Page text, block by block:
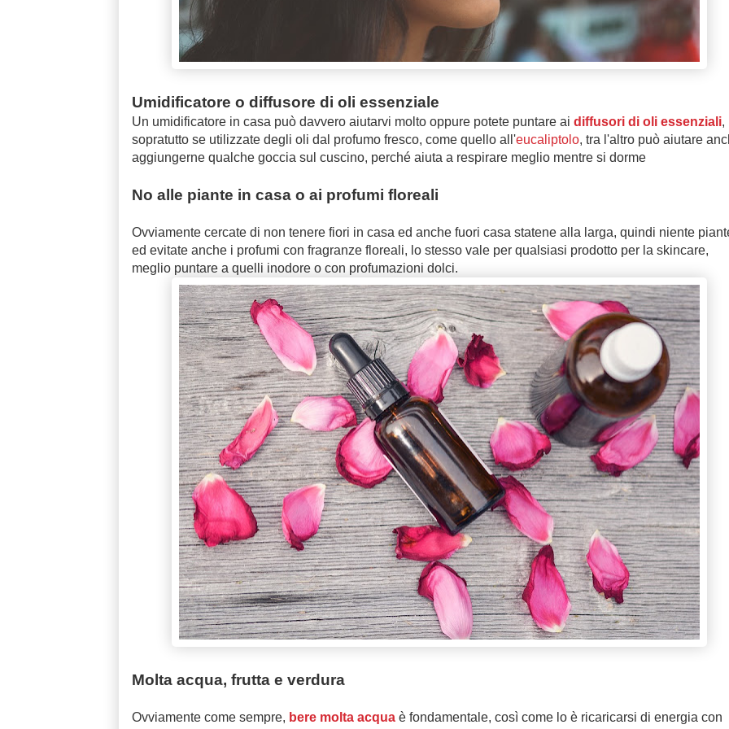
Umidificatore o diffusore di oli essenziale
Un umidificatore in casa può davvero aiutarvi molto oppure potete puntare ai diffusori di oli essenziali,
sopratutto se utilizzate degli oli dal profumo fresco, come quello all'eucaliptolo, tra l'altro può aiutare
aggiungerne qualche goccia sul cuscino, perché aiuta a respirare meglio mentre si dorme
No alle piante in casa o ai profumi floreali
Ovviamente cercate di non tenere fiori in casa ed anche fuori casa statene alla larga, quindi niente
ed evitate anche i profumi con fragranze floreali, lo stesso vale per qualsiasi prodotto per la skincare,
meglio puntare a quelli inodore o con profumazioni dolci.
Molta acqua, frutta e verdura
Ovviamente come sempre, bere molta acquaè fondamentale, così come lo è ricaricarsi di energia con